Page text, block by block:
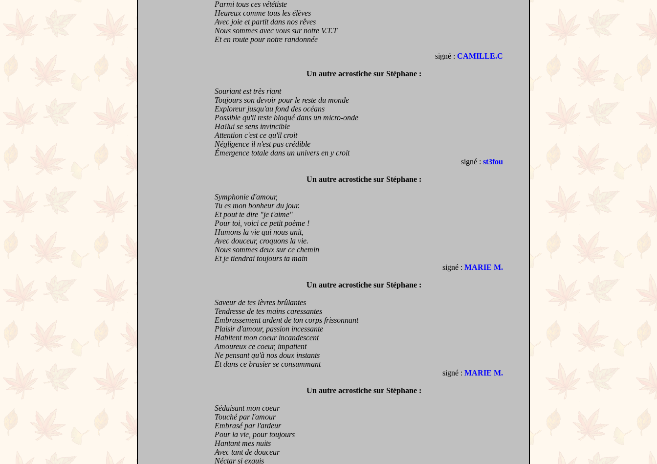
Parmi tous ces vététiste
Heureux comme tous les élèves
Avec joie et partit dans nos rêves
Nous sommes avec vous sur notre V.T.T
Et en route pour notre randonnée
signé : CAMILLE.C
Un autre acrostiche sur Stéphane :
Souriant est très riant
Toujours son devoir pour le reste du monde
Exploreur jusqu'au fond des océans
Possible qu'il reste bloqué dans un micro-onde
Ha!lui se sens invincible
Attention c'est ce qu'il croit
Négligence il n'est pas crédible
Émergence totale dans un univers en y croit
signé : st3fou
Un autre acrostiche sur Stéphane :
Symphonie d'amour,
Tu es mon bonheur du jour.
Et pout te dire "je t'aime"
Pour toi, voici ce petit poème !
Humons la vie qui nous unit,
Avec douceur, croquons la vie.
Nous sommes deux sur ce chemin
Et je tiendrai toujours ta main
signé : MARIE M.
Un autre acrostiche sur Stéphane :
Saveur de tes lèvres brûlantes
Tendresse de tes mains caressantes
Embrassement ardent de ton corps frissonnant
Plaisir d'amour, passion incessante
Habitent mon coeur incandescent
Amoureux ce coeur, impatient
Ne pensant qu'à nos doux instants
Et dans ce brasier se consummant
signé : MARIE M.
Un autre acrostiche sur Stéphane :
Séduisant mon coeur
Touché par l'amour
Embrasé par l'ardeur
Pour la vie, pour toujours
Hantant mes nuits
Avec tant de douceur
Néctar si exquis